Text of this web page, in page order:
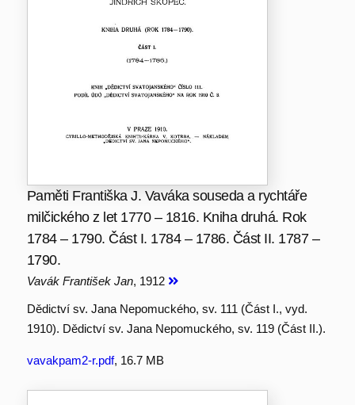
Paměti Františka J. Vaváka souseda a rychtáře
milčického z let 1770 – 1816. Kniha druhá. Rok
1784 – 1790. Část I. 1784 – 1786. Část II. 1787 –
1790.
Vavák František Jan, 1912
Dědictví sv. Jana Nepomuckého, sv. 111 (Část I., vyd.
1910). Dědictví sv. Jana Nepomuckého, sv. 119 (Část II.).
vavakpam2-r.pdf, 16.7 MB